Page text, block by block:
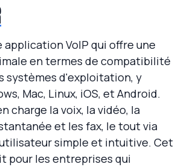
application VoIP qui offre une
en termes de compatibilité
systèmes d'exploitation, y
Mac, Linux, iOS, et Android.
charge la voix, la vidéo, la
et les fax, le tout via
simple et intuitive. Cet
pour les entreprises qui